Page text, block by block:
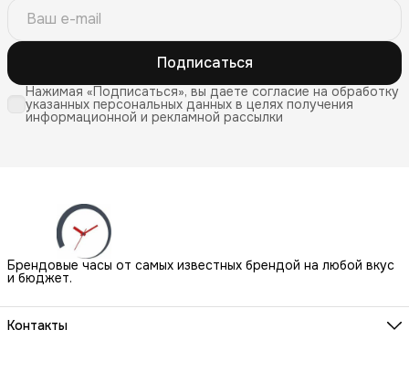
Подписаться
Нажимая «Подписаться», вы даете согласие на обработку
указанных персональных данных в целях получения
информационной и рекламной рассылки
Брендовые часы от самых известных брендой на любой вкус
и бюджет.
Контакты